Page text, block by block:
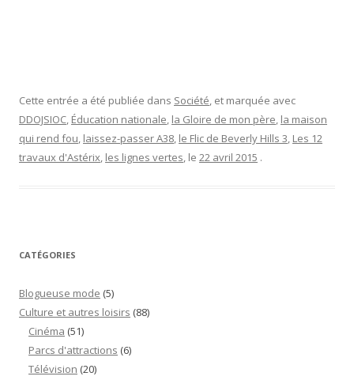
Cette entrée a été publiée dans Société, et marquée avec
DDOJSIOC, Éducation nationale, la Gloire de mon père, la maison
qui rend fou, laissez-passer A38, le Flic de Beverly Hills 3, Les 12
travaux d'Astérix, les lignes vertes, le 22 avril 2015 .
CATÉGORIES
Blogueuse mode (5)
Culture et autres loisirs (88)
Cinéma (51)
Parcs d'attractions (6)
Télévision (20)